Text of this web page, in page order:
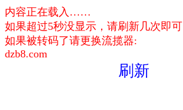
内容正在载入……
如果超过5秒没显示，请刷新几次即可
如果被转码了请更换流揽器:
dzb8.com
刷新